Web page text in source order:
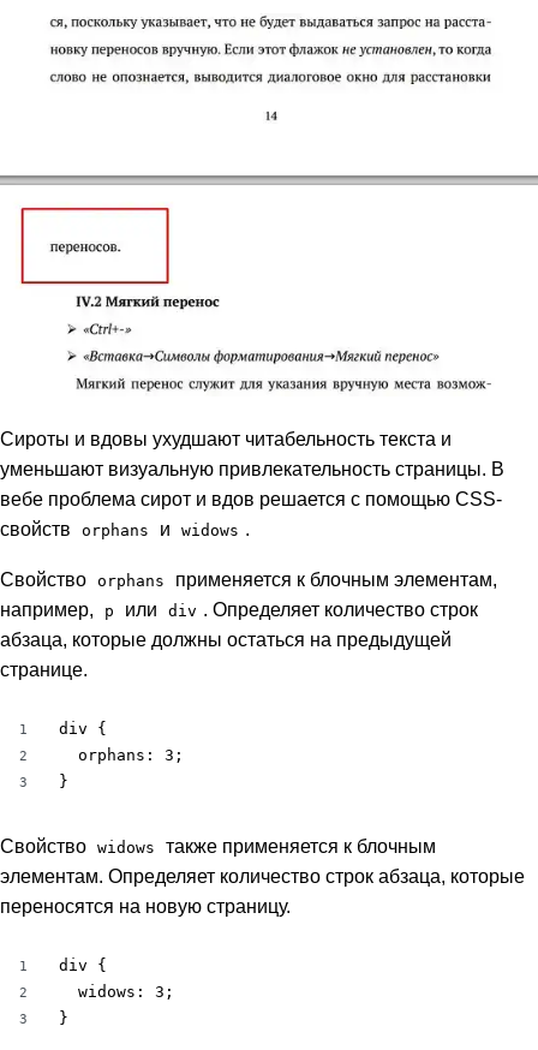
Сироты и вдовы ухудшают читабельность текста и
уменьшают визуальную привлекательность страницы. В
вебе проблема сирот и вдов решается с помощью CSS-
свойств
orphans и widows .
Свойство orphans
применяется к блочным элементам,
например,
p или div
. Определяет количество строк
абзаца, которые должны остаться на предыдущей
странице.
1
2
3
div {
  orphans: 3;
}
Свойство widows
также применяется к блочным
элементам. Определяет количество строк абзаца, которые
переносятся на новую страницу.
1
2
3
div {
  widows: 3;
}